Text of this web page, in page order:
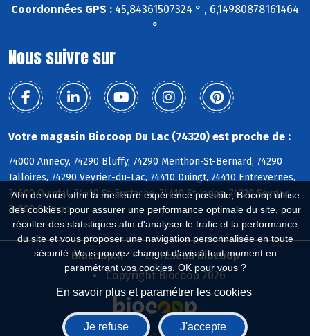
Afin de vous offrir la meilleure expérience possible, Biocoop utilise
des cookies : pour assurer une performance optimale du site, pour
récolter des statistiques afin d'analyser le trafic et la performance
du site et vous proposer une navigation personnalisée en toute
sécurité. Vous pouvez changer d'avis à tout moment en
paramétrant vos cookies. OK pour vous ?
En savoir plus et paramétrer les cookies
Je refuse J'accepte
Coordonnées GPS : 45,84361507324 ° , 6,14980878161464
°
Nous suivre sur
Votre magasin Biocoop Du Lac (74320) est proche de :
74000 Annecy, 74290 Bluffy, 74290 Menthon-St-Bernard, 74290
Talloires, 74290 Veyrier-du-Lac, 74410 Duingt, 74410 Entrevernes,
74600 Quintal, 74410 St-Eustache, 74410 St-Jorioz, 74320 Sévrier,
74600 Seynod
Biocoop.fr
Le réseau Biocoop
Copyright Biocoop 2026